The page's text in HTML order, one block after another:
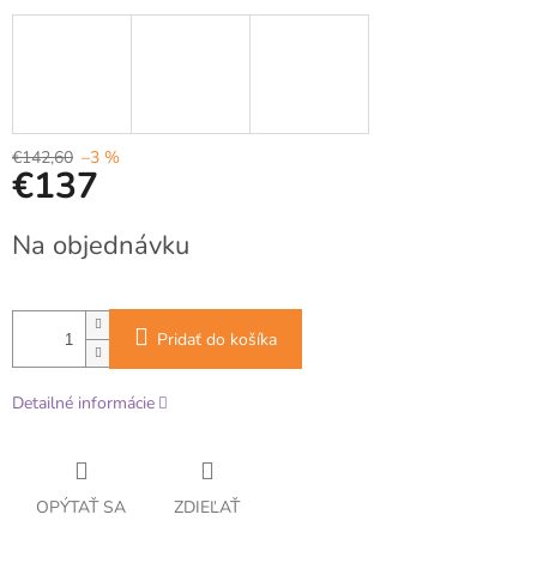
€142,60 –3 %
€137
cena:
Na objednávku
Pridať do košíka
Detailné informácie
OPÝTAŤ SA ZDIEĽAŤ